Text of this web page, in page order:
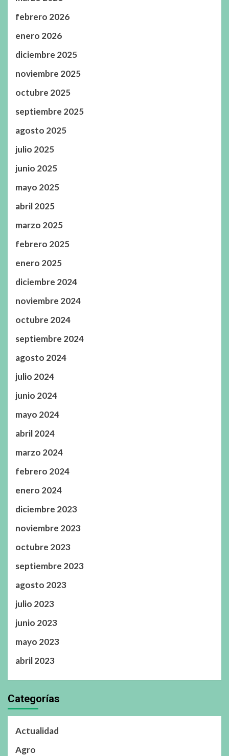
febrero 2026
enero 2026
diciembre 2025
noviembre 2025
octubre 2025
septiembre 2025
agosto 2025
julio 2025
junio 2025
mayo 2025
abril 2025
marzo 2025
febrero 2025
enero 2025
diciembre 2024
noviembre 2024
octubre 2024
septiembre 2024
agosto 2024
julio 2024
junio 2024
mayo 2024
abril 2024
marzo 2024
febrero 2024
enero 2024
diciembre 2023
noviembre 2023
octubre 2023
septiembre 2023
agosto 2023
julio 2023
junio 2023
mayo 2023
abril 2023
Categorías
Actualidad
Agro